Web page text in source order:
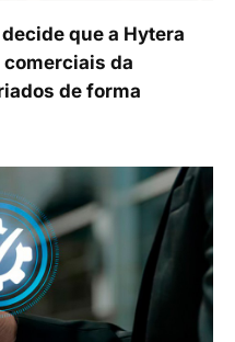
que a Hytera
da
de forma